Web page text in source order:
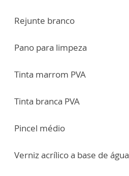
Rejunte branco
Pano para limpeza
Tinta marrom PVA
Tinta branca PVA
Pincel médio
Verniz acrílico a base de água